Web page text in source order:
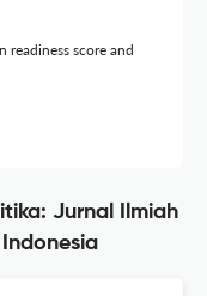
readiness score and
Jurnal Ilmiah